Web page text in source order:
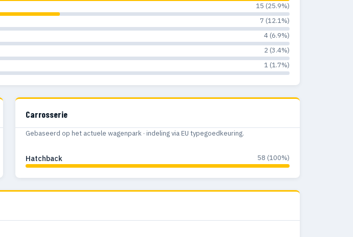
15 (25.9%)
7 (12.1%)
4 (6.9%)
2 (3.4%)
1 (1.7%)
Carrosserie
Gebaseerd op het actuele wagenpark · indeling via EU typegoedkeuring.
Hatchback 58 (100%)